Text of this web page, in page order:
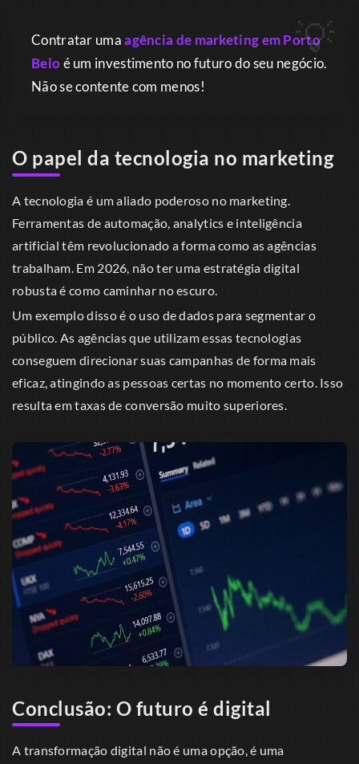
Contratar umaagência de marketing em Porto
Beloé um investimento no futuro do seu negócio.
Não se contente com menos!
O papel da tecnologia no marketing
A tecnologia é um aliado poderoso no marketing.
Ferramentas de automação, analytics e inteligência
artificial têm revolucionado a forma como as agências
trabalham. Em 2026, não ter uma estratégia digital
robusta é como caminhar no escuro.
Um exemplo disso é o uso de dados para segmentar o
público. As agências que utilizam essas tecnologias
conseguem direcionar suas campanhas de forma mais
eficaz, atingindo as pessoas certas no momento certo. Isso
resulta em taxas de conversão muito superiores.
Conclusão: O futuro é digital
A transformação digital não é uma opção, é uma